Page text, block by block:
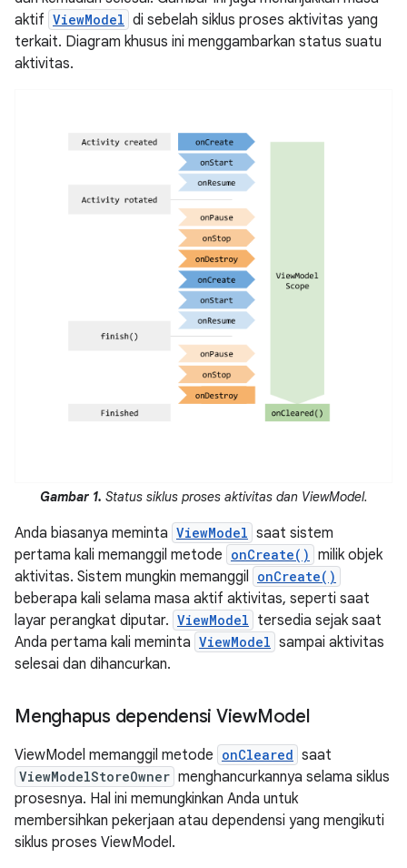
aktif ViewModel di sebelah siklus proses aktivitas yang
terkait. Diagram khusus ini menggambarkan status suatu
aktivitas.
Gambar 1. Status siklus proses aktivitas dan ViewModel.
Anda biasanya meminta ViewModel saat sistem
pertama kali memanggil metode onCreate() milik objek
aktivitas. Sistem mungkin memanggil
onCreate()
beberapa kali selama masa aktif aktivitas, seperti saat
layar perangkat diputar. ViewModel tersedia sejak saat
Anda pertama kali meminta ViewModel sampai aktivitas
selesai dan dihancurkan.
Menghapus dependensi ViewModel
ViewModel memanggil metode onCleared saat
ViewModelStoreOwner menghancurkannya selama siklus
prosesnya. Hal ini memungkinkan Anda untuk
membersihkan pekerjaan atau dependensi yang mengikuti
siklus proses ViewModel.